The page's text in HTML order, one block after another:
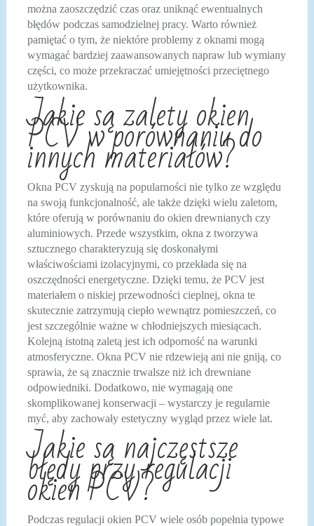
można zaoszczędzić czas oraz uniknąć ewentualnych
błędów podczas samodzielnej pracy. Warto również
pamiętać o tym, że niektóre problemy z oknami mogą
wymagać bardziej zaawansowanych napraw lub wymiany
części, co może przekraczać umiejętności przeciętnego
użytkownika.
Jakie są zalety okien
PCV w porównaniu do
innych materiałów?
Okna PCV zyskują na popularności nie tylko ze względu
na swoją funkcjonalność, ale także dzięki wielu zaletom,
które oferują w porównaniu do okien drewnianych czy
aluminiowych. Przede wszystkim, okna z tworzywa
sztucznego charakteryzują się doskonałymi
właściwościami izolacyjnymi, co przekłada się na
oszczędności energetyczne. Dzięki temu, że PCV jest
materiałem o niskiej przewodności cieplnej, okna te
skutecznie zatrzymują ciepło wewnątrz pomieszczeń, co
jest szczególnie ważne w chłodniejszych miesiącach.
Kolejną istotną zaletą jest ich odporność na warunki
atmosferyczne. Okna PCV nie rdzewieją ani nie gniją, co
sprawia, że są znacznie trwalsze niż ich drewniane
odpowiedniki. Dodatkowo, nie wymagają one
skomplikowanej konserwacji – wystarczy je regularnie
myć, aby zachowały estetyczny wygląd przez wiele lat.
Jakie są najczęstsze
błędy przy regulacji
okien PCV?
Podczas regulacji okien PCV wiele osób popełnia typowe